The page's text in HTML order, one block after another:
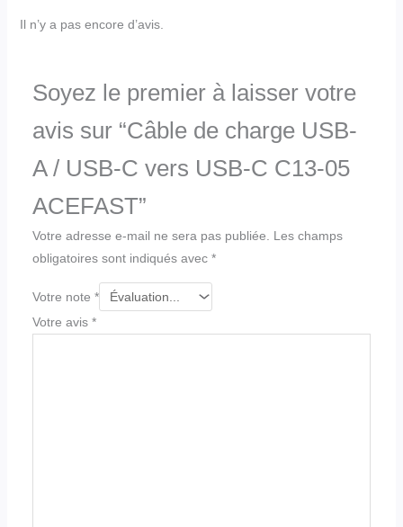
Il n’y a pas encore d’avis.
Soyez le premier à laisser votre
avis sur “Câble de charge USB-
A / USB-C vers USB-C C13-05
ACEFAST”
Votre adresse e-mail ne sera pas publiée.
Les champs
obligatoires sont indiqués avec *
Votre note *
Votre avis *